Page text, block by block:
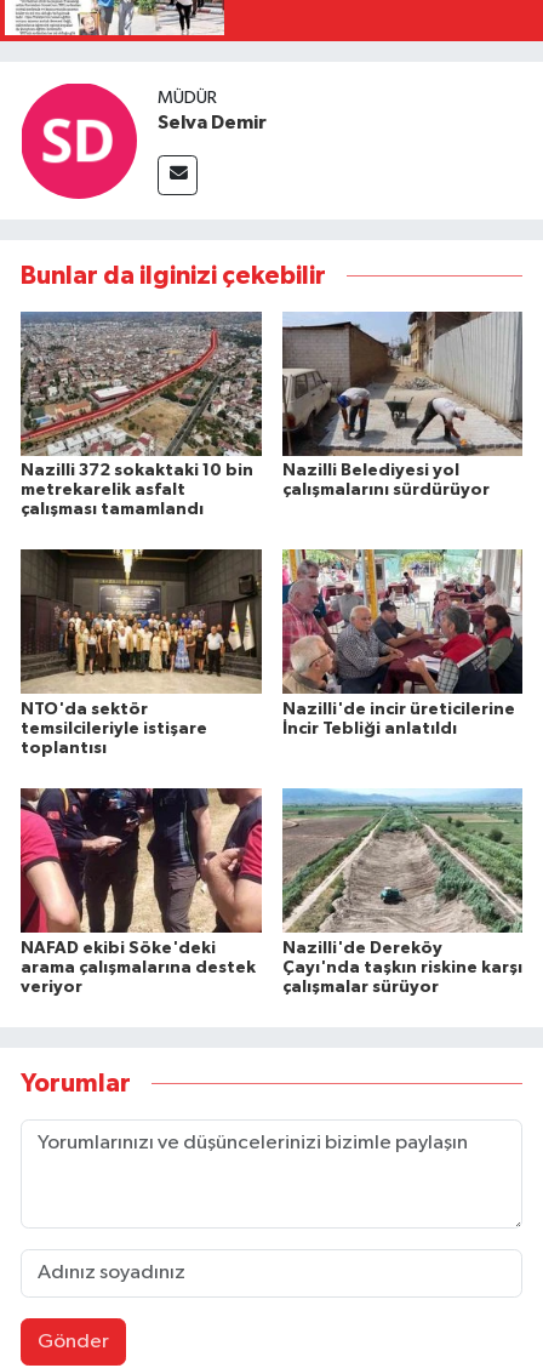
MÜDÜR
Selva Demir
Bunlar da ilginizi çekebilir
Nazilli 372 sokaktaki 10 bin
metrekarelik asfalt
çalışması tamamlandı
Nazilli Belediyesi yol
çalışmalarını sürdürüyor
NTO'da sektör
temsilcileriyle istişare
toplantısı
Nazilli'de incir üreticilerine
İncir Tebliği anlatıldı
NAFAD ekibi Söke'deki
arama çalışmalarına destek
veriyor
Nazilli'de Dereköy
Çayı'nda taşkın riskine karşı
çalışmalar sürüyor
Yorumlar
Gönder